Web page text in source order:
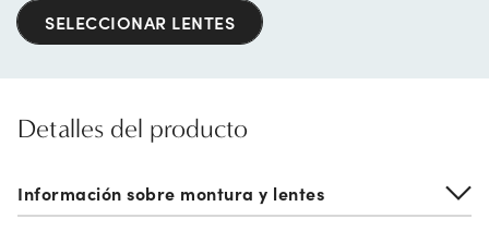
SELECCIONAR LENTES
Detalles del producto
Información sobre montura y lentes